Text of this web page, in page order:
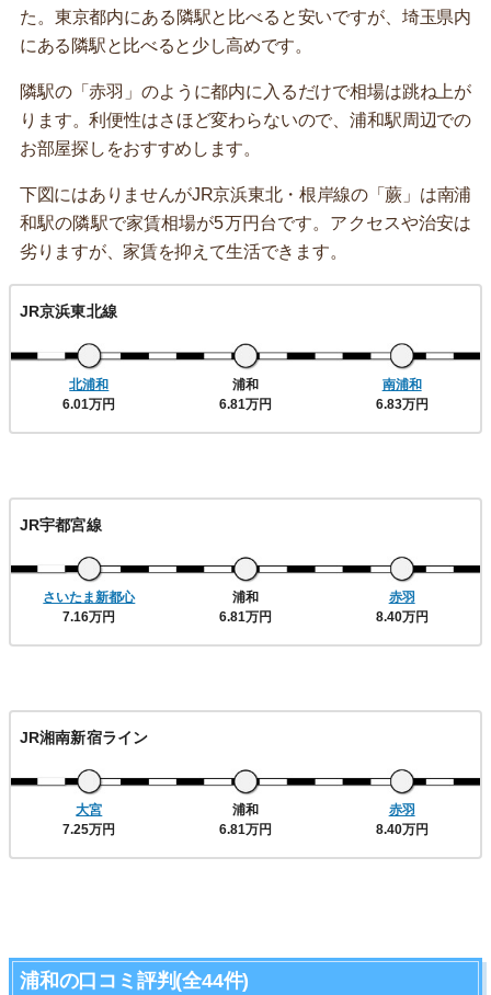
た。東京都内にある隣駅と比べると安いですが、埼玉県内
にある隣駅と比べると少し高めです。
隣駅の「赤羽」のように都内に入るだけで相場は跳ね上が
ります。利便性はさほど変わらないので、浦和駅周辺での
お部屋探しをおすすめします。
下図にはありませんがJR京浜東北・根岸線の「蕨」は南浦
和駅の隣駅で家賃相場が5万円台です。アクセスや治安は
劣りますが、家賃を抑えて生活できます。
JR京浜東北線
北浦和
6.01万円
浦和
6.81万円
南浦和
6.83万円
JR宇都宮線
さいたま新都心
7.16万円
浦和
6.81万円
赤羽
8.40万円
JR湘南新宿ライン
大宮
7.25万円
浦和
6.81万円
赤羽
8.40万円
浦和の口コミ評判(全44件)